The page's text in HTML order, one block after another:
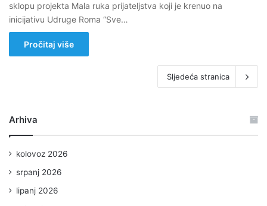
sklopu projekta Mala ruka prijateljstva koji je krenuo na
inicijativu Udruge Roma “Sve…
Pročitaj više
Sljedeća stranica
Arhiva
kolovoz 2026
srpanj 2026
lipanj 2026